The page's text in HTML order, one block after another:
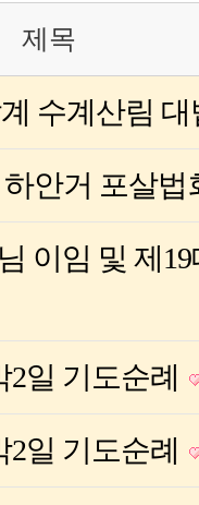
제목
계 수계산림
하안거 포살
이임 및 제
일 기도순례
일 기도순례